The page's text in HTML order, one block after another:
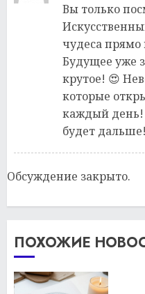
Вы только
чудеса прямо
Будущее уже
крутое! 😍
которые
каждый день!
будет
Обсуждение закрыто.
ПОХОЖИЕ